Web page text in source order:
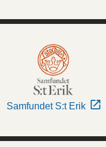
Samfundet S:t Erik